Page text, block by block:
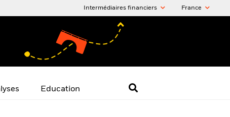
Intermédiaires financiers France
Education